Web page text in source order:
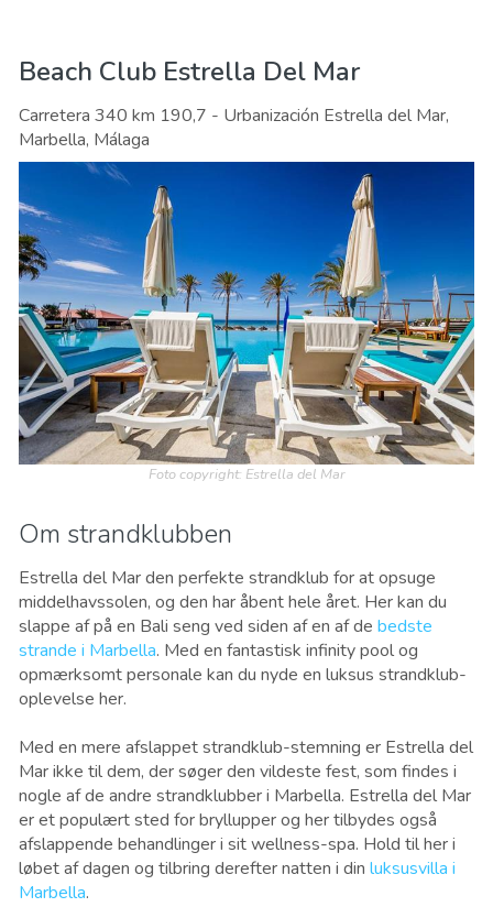
Beach Club Estrella Del Mar
Carretera 340 km 190,7 - Urbanización Estrella del Mar,
Marbella, Málaga
Foto copyright: Estrella del Mar
Om strandklubben
Estrella del Mar den perfekte strandklub for at opsuge
middelhavssolen, og den har åbent hele året. Her kan du
slappe af på en Bali seng ved siden af ​​en af ​​de bedste
strande i Marbella. Med en fantastisk infinity pool og
opmærksomt personale kan du nyde en luksus strandklub-
oplevelse her.
Med en mere afslappet strandklub-stemning er Estrella del
Mar ikke til dem, der søger den vildeste fest, som findes i
nogle af de andre strandklubber i Marbella. Estrella del Mar
er et populært sted for bryllupper og her tilbydes også
afslappende behandlinger i sit wellness-spa. Hold til her i
løbet af dagen og tilbring derefter natten i din luksusvilla i
Marbella.